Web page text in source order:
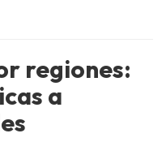
regiones:
a